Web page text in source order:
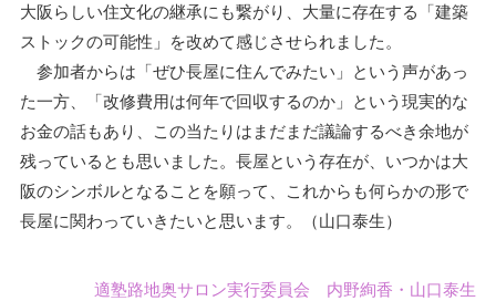
大阪らしい住文化の継承にも繋がり、大量に存在する「建築
ストックの可能性」を改めて感じさせられました。
参加者からは「ぜひ長屋に住んでみたい」という声があっ
た一方、「改修費用は何年で回収するのか」という現実的な
お金の話もあり、この当たりはまだまだ議論するべき余地が
残っているとも思いました。長屋という存在が、いつかは大
阪のシンボルとなることを願って、これからも何らかの形で
長屋に関わっていきたいと思います。（山口泰生）
適塾路地奥サロン実行委員会 内野絢香・山口泰生